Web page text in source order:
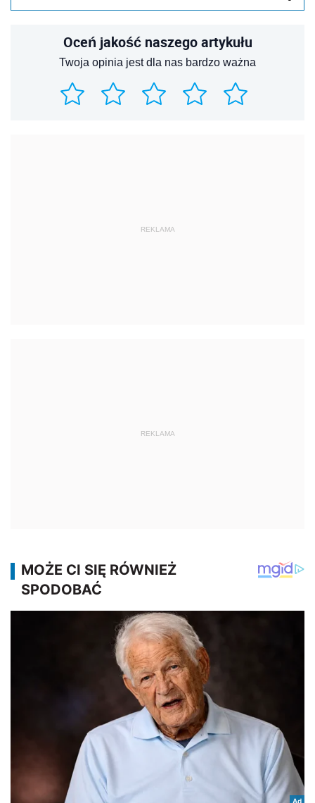
Oceń jakość naszego artykułu
Twoja opinia jest dla nas bardzo ważna
REKLAMA
REKLAMA